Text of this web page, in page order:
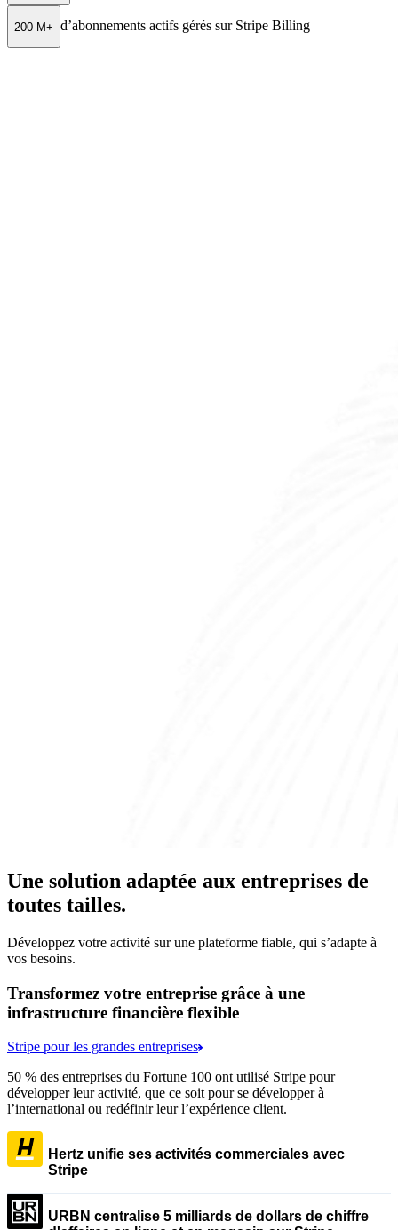
200 M+ d’abonnements actifs gérés sur Stripe Billing
Une solution adaptée aux entreprises de
toutes tailles.
Développez votre activité sur une plateforme fiable, qui s’adapte à
vos besoins.
Transformez votre entreprise grâce à une
infrastructure financière flexible
Stripe pour les grandes entreprises
50 % des entreprises du Fortune 100 ont utilisé Stripe pour
développer leur activité, que ce soit pour se développer à
l’international ou redéfinir leur l’expérience client.
Hertz unifie ses activités commerciales avec
Stripe
URBN centralise 5 milliards de dollars de chiffre